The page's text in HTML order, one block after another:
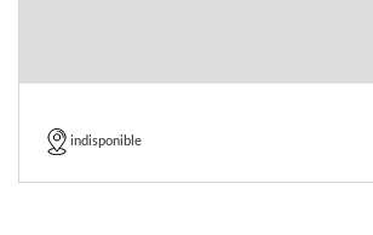
indisponible